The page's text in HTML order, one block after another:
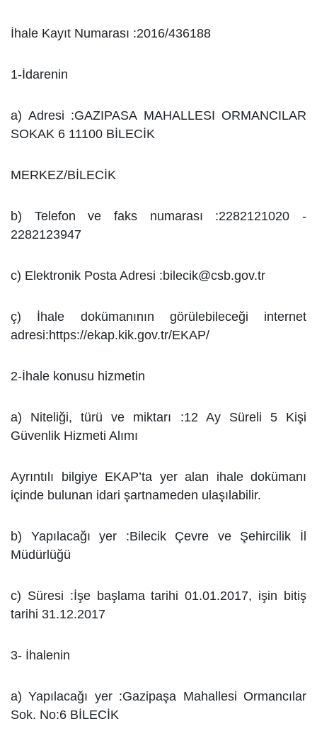
İhale Kayıt Numarası :2016/436188
1-İdarenin
a) Adresi :GAZIPASA MAHALLESI ORMANCILAR
SOKAK 6 11100 BİLECİK
MERKEZ/BİLECİK
b) Telefon ve faks numarası :2282121020 -
2282123947
c) Elektronik Posta Adresi :bilecik@csb.gov.tr
ç) İhale dokümanının görülebileceği internet
adresi:https://ekap.kik.gov.tr/EKAP/
2-İhale konusu hizmetin
a) Niteliği, türü ve miktarı :12 Ay Süreli 5 Kişi
Güvenlik Hizmeti Alımı
Ayrıntılı bilgiye EKAP’ta yer alan ihale dokümanı
içinde bulunan idari şartnameden ulaşılabilir.
b) Yapılacağı yer :Bilecik Çevre ve Şehircilik İl
Müdürlüğü
c) Süresi :İşe başlama tarihi 01.01.2017, işin bitiş
tarihi 31.12.2017
3- İhalenin
a) Yapılacağı yer :Gazipaşa Mahallesi Ormancılar
Sok. No:6 BİLECİK